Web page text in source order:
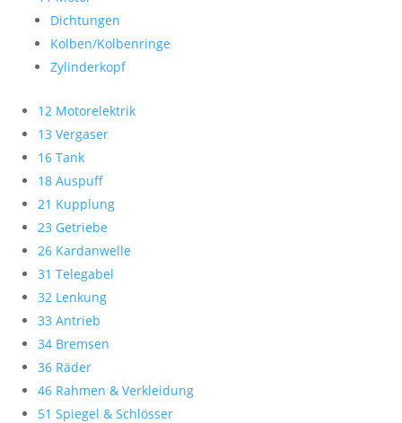
Dichtungen
Kolben/Kolbenringe
Zylinderkopf
12 Motorelektrik
13 Vergaser
16 Tank
18 Auspuff
21 Kupplung
23 Getriebe
26 Kardanwelle
31 Telegabel
32 Lenkung
33 Antrieb
34 Bremsen
36 Räder
46 Rahmen & Verkleidung
51 Spiegel & Schlösser